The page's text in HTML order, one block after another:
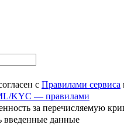
с Правилами сервиса
KYC — правилами
за перечисляемую
введенные данные